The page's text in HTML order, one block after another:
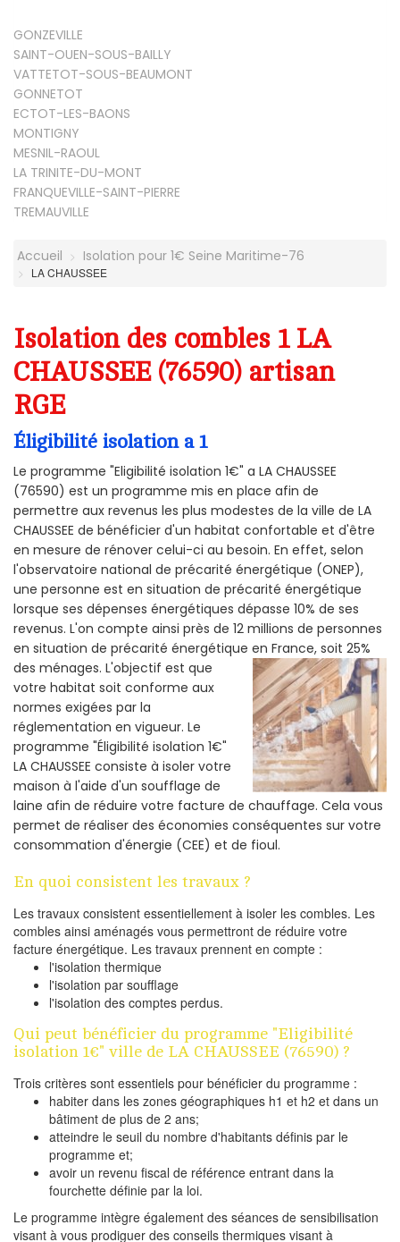
GONZEVILLE
SAINT-OUEN-SOUS-BAILLY
VATTETOT-SOUS-BEAUMONT
GONNETOT
ECTOT-LES-BAONS
MONTIGNY
MESNIL-RAOUL
LA TRINITE-DU-MONT
FRANQUEVILLE-SAINT-PIERRE
TREMAUVILLE
Accueil Isolation pour 1€ Seine Maritime-76
LA CHAUSSEE
Isolation des combles 1 LA
CHAUSSEE (76590) artisan
RGE
Éligibilité isolation a 1
Le programme "Eligibilité isolation 1€" a LA CHAUSSEE
(76590) est un programme mis en place afin de
permettre aux revenus les plus modestes de la ville de LA
CHAUSSEE de bénéficier d'un habitat confortable et d'être
en mesure de rénover celui-ci au besoin. En effet, selon
l'observatoire national de précarité énergétique (ONEP),
une personne est en situation de précarité énergétique
lorsque ses dépenses énergétiques dépasse 10% de ses
revenus. L'on compte ainsi près de 12 millions de personnes
en situation de précarité énergétique en France, soit 25%
des ménages. L'objectif est que
votre habitat soit conforme aux
normes exigées par la
réglementation en vigueur. Le
programme "Éligibilité isolation 1€"
LA CHAUSSEE consiste à isoler votre
maison à l'aide d'un soufflage de
laine afin de réduire votre facture de chauffage. Cela vous
permet de réaliser des économies conséquentes sur votre
consommation d'énergie (CEE) et de fioul.
En quoi consistent les travaux ?
Les travaux consistent essentiellement à isoler les combles. Les
combles ainsi aménagés vous permettront de réduire votre
facture énergétique. Les travaux prennent en compte :
l'isolation thermique
l'isolation par soufflage
l'isolation des comptes perdus.
Qui peut bénéficier du programme "Eligibilité
isolation 1€" ville de LA CHAUSSEE (76590) ?
Trois critères sont essentiels pour bénéficier du programme :
habiter dans les zones géographiques h1 et h2 et dans un
bâtiment de plus de 2 ans;
atteindre le seuil du nombre d'habitants définis par le
programme et;
avoir un revenu fiscal de référence entrant dans la
fourchette définie par la loi.
Le programme intègre également des séances de sensibilisation
visant à vous prodiguer des conseils thermiques visant à